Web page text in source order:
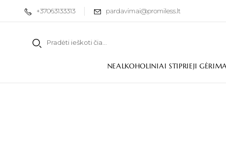
+37063133313 pardavimai@promiless.lt
NEALKOHOLINIAI STIPRIEJI